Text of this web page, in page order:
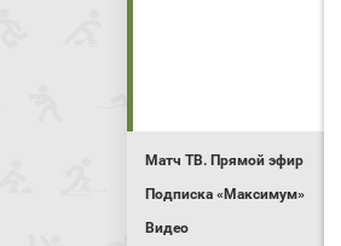
Матч ТВ. Прямой эфир
Подписка «Максимум»
Видео